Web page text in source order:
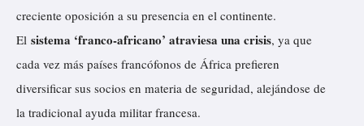
creciente oposición a su presencia en el continente.
El sistema ‘franco-africano’ atraviesa una crisis, ya que
cada vez más países francófonos de África prefieren
diversificar sus socios en materia de seguridad, alejándose de
la tradicional ayuda militar francesa.